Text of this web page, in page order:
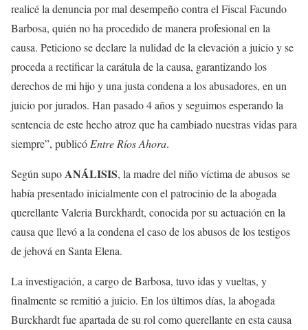
realicé la denuncia por mal desempeño contra el Fiscal Facundo
Barbosa, quién no ha procedido de manera profesional en la
causa. Peticiono se declare la nulidad de la elevación a juicio y se
proceda a rectificar la carátula de la causa, garantizando los
derechos de mi hijo y una justa condena a los abusadores, en un
juicio por jurados. Han pasado 4 años y seguimos esperando la
sentencia de este hecho atroz que ha cambiado nuestras vidas para
siempre”, publicó Entre Ríos Ahora.
Según supoANÁLISIS, la madre del niño víctima de abusos se
había presentado inicialmente con el patrocinio de la abogada
querellante Valeria Burckhardt, conocida por su actuación en la
causa que llevó a la condena el caso de los abusos de los testigos
de jehová en Santa Elena.
La investigación, a cargo de Barbosa, tuvo idas y vueltas, y
finalmente se remitió a juicio. En los últimos días, la abogada
Burckhardt fue apartada de su rol como querellante en esta causa